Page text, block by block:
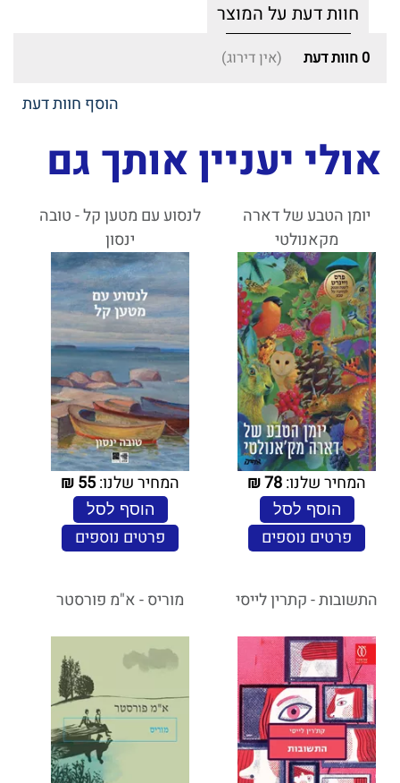
חוות דעת על המוצר
0 חוות דעת (אין דירוג)
הוסף חוות דעת
אולי יעניין אותך גם
יומן הטבע של דארה
מקאנולטי
המחיר שלנו:78
₪
הוסף לסל
פרטים נוספים
לנסוע עם מטען קל - טובה
ינסון
המחיר שלנו:55
₪
הוסף לסל
פרטים נוספים
התשובות - קתרין לייסי מוריס - א"מ פורסטר